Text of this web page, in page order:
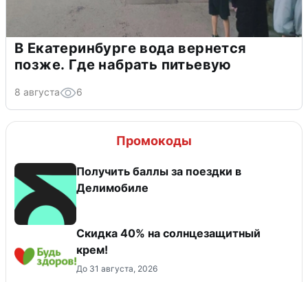
В Екатеринбурге вода вернется
позже. Где набрать питьевую
8 августа 6
Промокоды
Получить баллы за поездки в
Делимобиле
Скидка 40% на солнцезащитный
крем!
До 31 августа, 2026